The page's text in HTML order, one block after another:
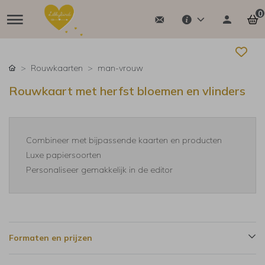
0
Rouwkaarten man-vrouw
Rouwkaart met herfst bloemen en vlinders
Combineer met bijpassende kaarten en producten
Luxe papiersoorten
Personaliseer gemakkelijk in de editor
Formaten en prijzen